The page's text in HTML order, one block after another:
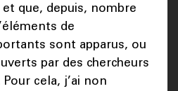
que, depuis, nombre
de
sont apparus, ou
par des chercheurs
cela, j’ai non